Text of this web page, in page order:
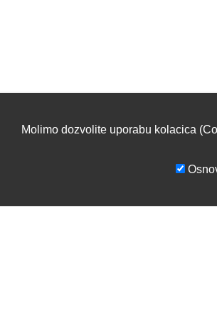
Molimo dozvolite uporabu kolacica